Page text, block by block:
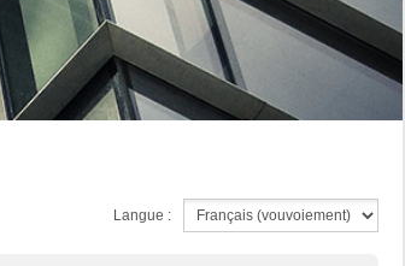
Langue :